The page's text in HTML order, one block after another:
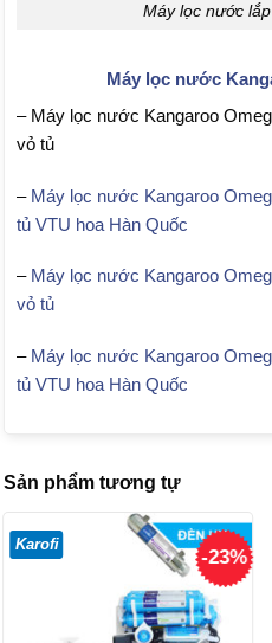
Máy lọc nước
Máy lọc nước
– Máy lọc nước Kangaroo
vỏ tủ
– Máy lọc nước Kangaroo
tủ VTU hoa Hàn Quốc
– Máy lọc nước Kangaroo
vỏ tủ
– Máy lọc nước Kangaroo
tủ VTU hoa Hàn Quốc
Sản phẩm tương tự
-23%
Karofi